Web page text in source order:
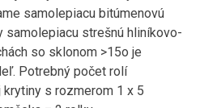
samolepiacu bitúmenovú
samolepiacu strešnú hliníkovo-
so sklonom >15o je
Potrebný počet rolí
s rozmerom 1 x 5